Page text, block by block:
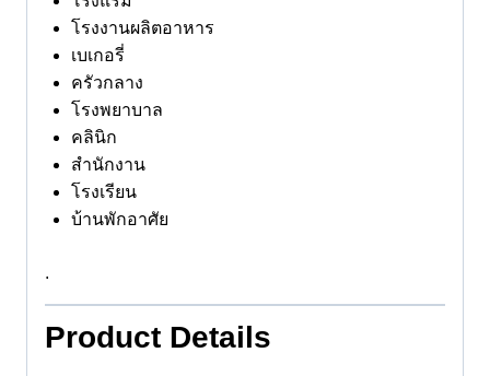
โรงงานผลิตอาหาร
เบเกอรี่
ครัวกลาง
โรงพยาบาล
คลินิก
สำนักงาน
โรงเรียน
บ้านพักอาศัย
.
Product Details